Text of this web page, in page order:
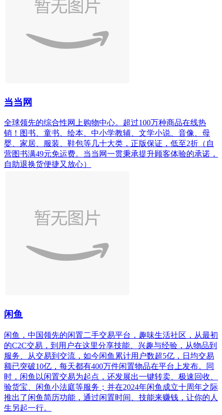
当当网
全球领先的综合性网上购物中心。超过100万种商品在线热
销！图书、童书、绘本、中小学教辅、文学小说、音像、母
婴、家居、服装、鞋包等几十大类，正版保证，低至2折（自
营图书满49元免运费。当当网一贯秉承提升顾客体验的承诺，
自助退换货便捷又放心）
闲鱼
闲鱼，中国领先的闲置二手交易平台，趣味生活社区，从最初
的C2C交易，到用户在这里分享技能、兴趣与经验，从物品到
服务、从交易到交流，如今闲鱼累计用户数超5亿，日均交易
额已突破10亿，每天都有400万件闲置物品在平台上发布。同
时，闲鱼以闲置交易为起点，还发展出一键转卖、极速回收、
验货宝、闲鱼小法庭等服务；并在2024年闲鱼成立十周年之际
推出了闲鱼简历功能，通过闲置时间、技能来赚钱，让你的人
生另起一行。